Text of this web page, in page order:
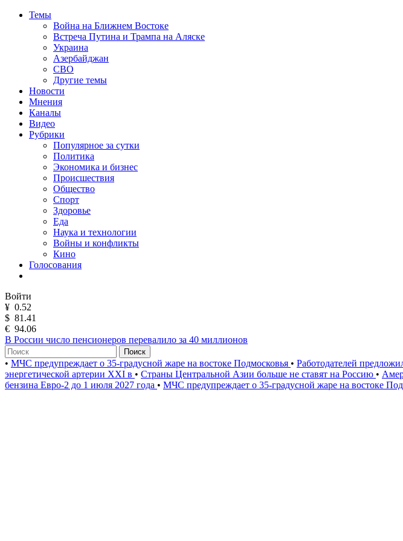
Темы
Война на Ближнем Востоке
Встреча Путина и Трампа на Аляске
Украина
Азербайджан
СВО
Другие темы
Новости
Мнения
Каналы
Видео
Рубрики
Популярное за сутки
Политика
Экономика и бизнес
Происшествия
Общество
Спорт
Здоровье
Еда
Наука и технологии
Войны и конфликты
Кино
Голосования
Войти
¥ 0.52
$ 81.41
€ 94.06
В России число пенсионеров перевалило за 40 миллионов
Поиск
• МЧС предупреждает о 35-градусной жаре на востоке Подмосковья • Работодателей
энергетической артерии XXI в • Страны Центральной Азии больше не ставят на Россию •
бензина Евро-2 до 1 июля 2027 года • МЧС предупреждает о 35-градусной жаре на востоке